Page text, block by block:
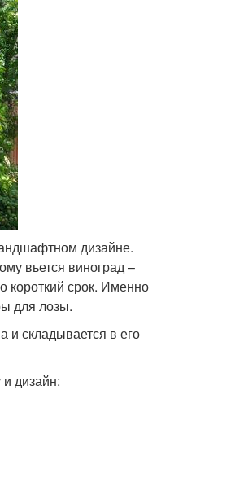
дизайне.
вьется виноград –
короткий срок. Именно
для лозы.
и складывается в его
дизайн: